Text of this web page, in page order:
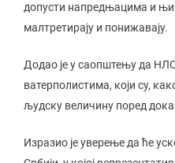
допусти напредњацима и
малтретирају и понижавају.
Додао је у саопштењу да
ватерполистима, који су,
људску величину поред
Изразио је уверење да ће